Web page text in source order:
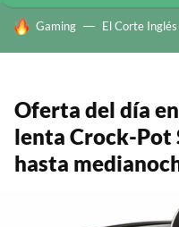
HOY SE HABLA DE
Gaming El Corte Inglés
Oferta del día
lenta Crock-Pot
hasta